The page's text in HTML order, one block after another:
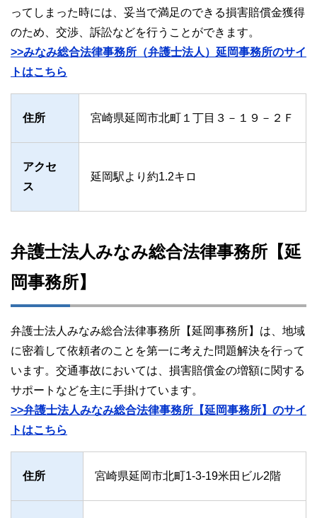
ってしまった時には、妥当で満足のできる損害賠償金獲得
のため、交渉、訴訟などを行うことができます。
>>みなみ総合法律事務所（弁護士法人）延岡事務所のサイ
トはこちら
住所 宮崎県延岡市北町１丁目３－１９－２Ｆ
アクセ
ス
延岡駅より約1.2キロ
弁護士法人みなみ総合法律事務所【延
岡事務所】
弁護士法人みなみ総合法律事務所【延岡事務所】は、地域
に密着して依頼者のことを第一に考えた問題解決を行って
います。交通事故においては、損害賠償金の増額に関する
サポートなどを主に手掛けています。
>>弁護士法人みなみ総合法律事務所【延岡事務所】のサイ
トはこちら
住所 宮崎県延岡市北町1-3-19米田ビル2階